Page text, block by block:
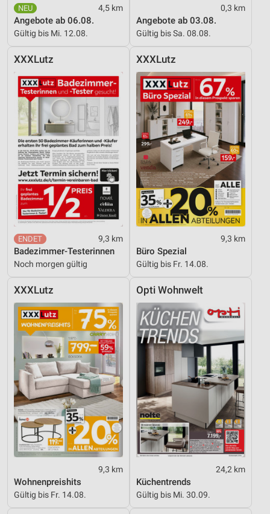
4,5 km
Angebote ab 06.08.
Gültig bis Mi. 12.08.
0,3 km
Angebote ab 03.08.
Gültig bis Sa. 08.08.
XXXLutz
9,3 km
Badezimmer-Testerinnen
Noch morgen gültig
XXXLutz
9,3 km
Büro Spezial
Gültig bis Fr. 14.08.
XXXLutz
9,3 km
Wohnenpreishits
Gültig bis Fr. 14.08.
Opti Wohnwelt
24,2 km
Küchentrends
Gültig bis Mi. 30.09.
Verwendung von Profilen zur Auswahl
personalisierter Werbung
von Inhalten
Verwendung von Profilen zur Auswahl
personalisierter Inhalte
Messung der Werbeleistung
Messung der Performance von Inhalten
Analyse von Zielgruppen durch Statistiken oder
Kombinationen von Daten aus verschiedenen
Quellen
Entwicklung und Verbesserung der Angebote
Verwendung reduzierter Daten zur Auswahl von
Inhalten
IAB-Besonderheiten:
Geräte anhand von aktiv angeforderten
Informationen identifizieren
Nicht-IAB-Verarbeitungszwecke:
Notwendig
Performance
Funktional
Werbung